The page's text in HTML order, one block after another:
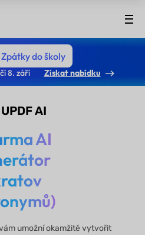
do školy
8. září Získat nabídku
UPDF AI
AI
umožní okamžitě vytvořit